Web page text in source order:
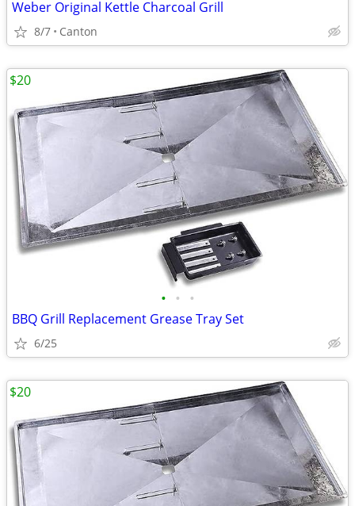
Weber Original Kettle Charcoal Grill
8/7 Canton
• • •
BBQ Grill Replacement Grease Tray Set
6/25
$20
$20